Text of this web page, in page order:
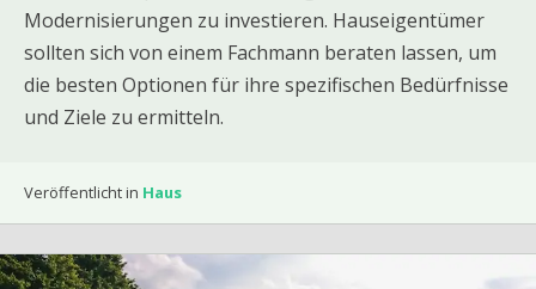
Modernisierungen zu investieren. Hauseigentümer
sollten sich von einem Fachmann beraten lassen, um
die besten Optionen für ihre spezifischen Bedürfnisse
und Ziele zu ermitteln.
Veröffentlicht in Haus